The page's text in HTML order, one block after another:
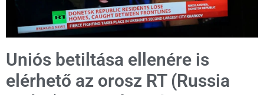
Uniós betiltása ellenére is
elérhető az orosz RT (Russia